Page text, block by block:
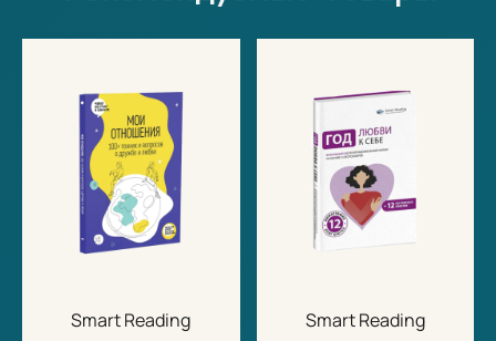
Учиться строить отношения никогда не поздно, но
человек впервые формулирует эти вопросы, будучи
открыт к ответам. Не упустите его!
Smart Reading
Smart Reading